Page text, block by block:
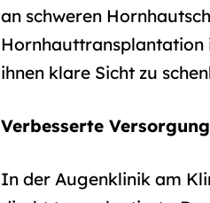
an schweren
Hornhauttransplantation
ihnen klare Sicht zu
Verbesserte
In der Augenklinik am